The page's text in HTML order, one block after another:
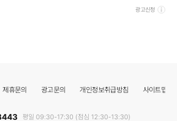
광고신청
제휴문의 광고문의 개인정보취급방침 사이트맵
평일 09:30-17:30 (점심 12:30-13:30)